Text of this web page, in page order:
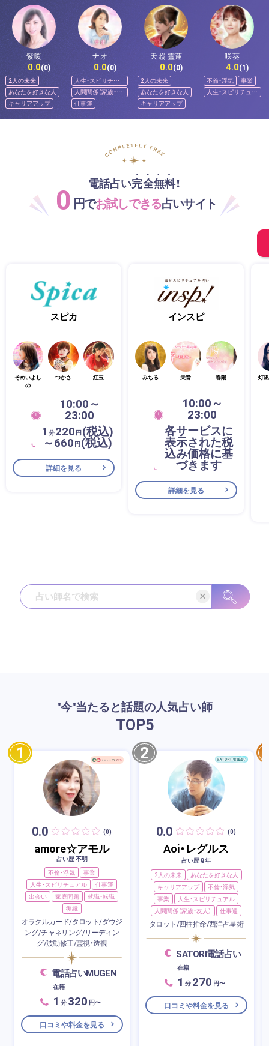
紫暖
0.0(0)
2人の未来
あなたを好きな人
キャリアアップ
ナオ
0.0(0)
人生・スピリチュ
アル
人間関係（家族・友
人）
仕事運
天照 靈蓮
0.0(0)
2人の未来
あなたを好きな人
キャリアアップ
咲葵
4.0(1)
不倫・浮気
事業
人生・スピリチュア
ル
電話占い完全無料！
0 円でお試しできる占いサイト
スピカ
そめいよし
の
つかさ 紅玉
10:00～
23:00
1 分220 円(税込)
～660 円(税込)
詳細を見る
インスピ
みちる 天音 春陽
10:00～
23:00
各サービスに
表示された税
込み価格に基
づきます
詳細を見る
灯
"今"当たると話題の人気占い師
TOP5
1
0.0 (0)
amore☆アモル
占い歴 不明
不倫・浮気
事業
人生・スピリチュアル
仕事運
出会い
家庭問題
就職・転職
復縁
オラクルカード/タロット/ダウジ
ング/チャネリング/リーディン
グ/波動修正/霊視・透視
電話占いMUGEN
在籍
1 分 320 円〜
口コミや料金を見る
2
0.0 (0)
Aoi・レグルス
占い歴9年
2人の未来
あなたを好きな人
キャリアアップ
不倫・浮気
事業
人生・スピリチュアル
人間関係（家族・友人）
仕事運
タロット/四柱推命/西洋占星術
SATORI電話占い
在籍
1 分 270 円〜
口コミや料金を見る